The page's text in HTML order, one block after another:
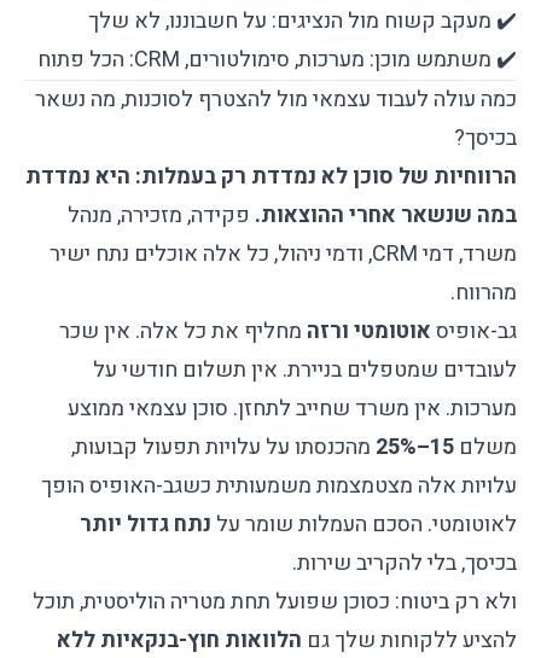
✔️ מעקב קשוח מול הנציגים: על חשבוננו, לא שלך
✔️ משתמש מוכן: מערכות, סימולטורים, CRM: הכל פתוח
כמה עולה לעבוד עצמאי מול להצטרף לסוכנות, מה נשאר
בכיסך?
הרווחיות של סוכן לא נמדדת רק בעמלות: היא נמדדת
במה שנשאר אחרי ההוצאות. פקידה, מזכירה, מנהל
משרד, דמי CRM, ודמי ניהול, כל אלה אוכלים נתח ישיר
מהרווח.
גב-אופיסאוטומטי ורזה מחליף את כל אלה. אין שכר
לעובדים שמטפלים בניירת. אין תשלום חודשי על
מערכות. אין משרד שחייב לתחזן. סוכן עצמאי ממוצע
משלם 15–25%
מהכנסתו על עלויות תפעול קבועות,
עלויות אלה מצטמצמות משמעותית כשגב-האופיס הופך
לאוטומטי. הסכם העמלות שומר על נתח גדול יותר
בכיסך, בלי להקריב שירות.
ולא רק ביטוח: כסוכן שפועל תחת מטריה הוליסטית, תוכל
להציע ללקוחות שלך גם הלוואות חוץ-בנקאיות ללא